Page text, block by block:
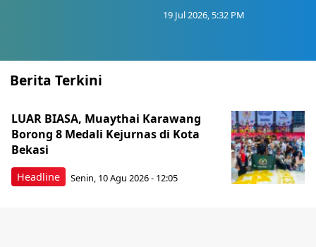
19 Jul 2026, 5:32 PM
Berita Terkini
Headline
LUAR BIASA, Muaythai Karawang
Borong 8 Medali Kejurnas di Kota
Bekasi
Senin, 10 Agu 2026 - 12:05